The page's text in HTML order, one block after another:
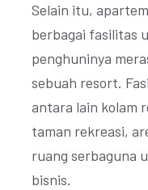
Selain itu,
berbagai fasilitas
penghuninya
sebuah resort.
antara lain kolam
taman rekreasi,
ruang serbaguna
bisnis.